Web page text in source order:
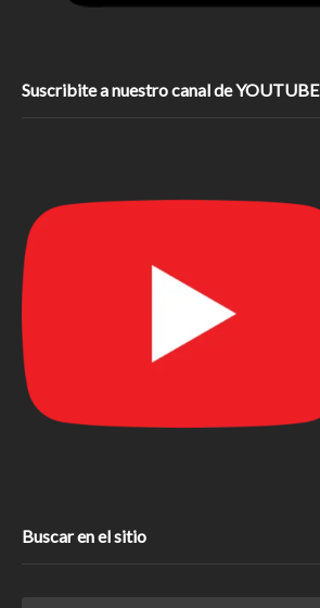
Suscribite a nuestro canal de YOUTUBE
Buscar en el sitio